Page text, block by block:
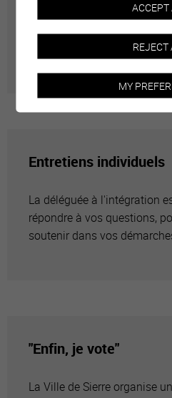
Chaque année en mars, la
activement à l'événement
racisme avec un programme
Entretiens individuels
La déléguée à l'intégration
répondre à vos questions,
soutenir dans vos
"Enfin, je vote"
La Ville de Sierre organise
ACCEPT
REJECT
MY